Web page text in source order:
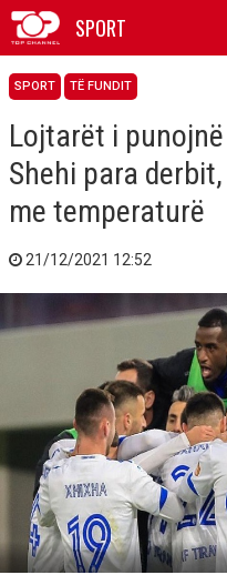
SPORT
SPORT TË FUNDIT
Lojtarët i
Shehi para
me temperaturë
21/12/2021 12:52